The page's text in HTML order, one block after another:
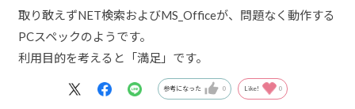
取り敢えずNET検索およびMS_Officeが、問題なく動作する
PCスペックのようです。
利用目的を考えると「満足」です。
参考になった 0 Like! 0